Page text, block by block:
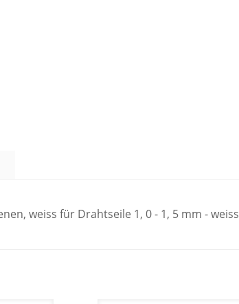
weiss für Drahtseile 1, 0 - 1, 5 mm - weiss